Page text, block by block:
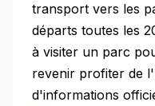
transport vers les
départs toutes les
à visiter un parc
revenir profiter de
d'informations